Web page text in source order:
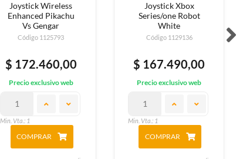
Joystick Wireless
Enhanced Pikachu
Vs Gengar
Código 1125793
$ 172.460,00
Precio exclusivo web
Min. Vta.: 1
COMPRAR
Joystick Xbox
Series/one Robot
White
Código 1129136
$ 167.490,00
Precio exclusivo web
Min. Vta.: 1
COMPRAR